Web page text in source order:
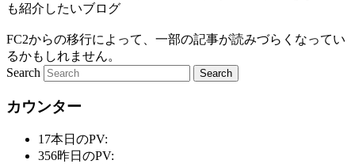
も紹介したいブログ
FC2からの移行によって、一部の記事が読みづらくなってい
るかもしれません。
Search
カウンター
17本日のPV:
356昨日のPV: